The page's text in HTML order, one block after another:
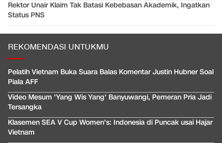
Rektor Unair Klaim Tak Batasi Kebebasan Akademik, Ingatkan
Status PNS
REKOMENDASI UNTUKMU
Pelatih Vietnam Buka Suara Balas Komentar Justin Hubner Soal
Piala AFF
Video Mesum 'Yang Wis Yang' Banyuwangi, Pemeran Pria Jadi
Tersangka
Klasemen SEA V Cup Women's: Indonesia di Puncak usai Hajar
Vietnam